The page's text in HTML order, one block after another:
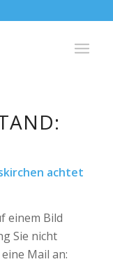
achtet
einem Bild
Sie nicht
Mail an: